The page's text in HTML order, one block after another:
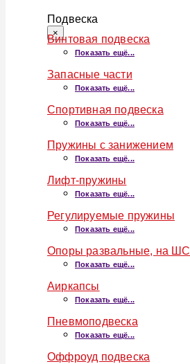
Подвеска
×
Винтовая подвеска
Показать ещё...
Запасные части
Показать ещё...
Спортивная подвеска
Показать ещё...
Пружины с занижением
Показать ещё...
Лифт-пружины
Показать ещё...
Регулируемые пружины
Показать ещё...
Опоры развальные, на ШС
Показать ещё...
Аиркапсы
Показать ещё...
Пневмоподвеска
Показать ещё...
Оффроуд подвеска